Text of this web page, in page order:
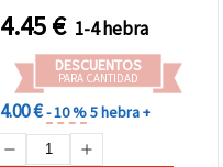
para bisutería, pulseras,
collares y manualidades
4.45€ 1-4 hebra
DESCUENTOS
PARA CANTIDAD
4.00 €- 10 %5 hebra +